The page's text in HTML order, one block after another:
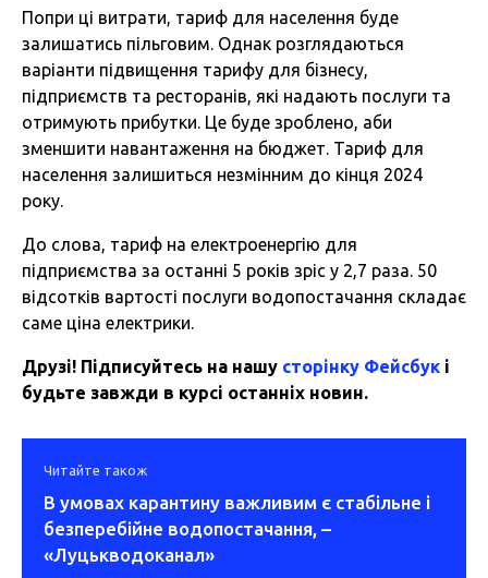
Попри ці витрати, тариф для населення буде
залишатись пільговим. Однак розглядаються
варіанти підвищення тарифу для бізнесу,
підприємств та ресторанів, які надають послуги та
отримують прибутки. Це буде зроблено, аби
зменшити навантаження на бюджет. Тариф для
населення залишиться незмінним до кінця 2024
року.
До слова, тариф на електроенергію для
підприємства за останні 5 років зріс у 2,7 раза. 50
відсотків вартості послуги водопостачання складає
саме ціна електрики.
Друзі! Підписуйтесь на нашу сторінку Фейсбук і
будьте завжди в курсі останніх новин.
Читайте також
В умовах карантину важливим є стабільне і
безперебійне водопостачання, –
«Луцькводоканал»